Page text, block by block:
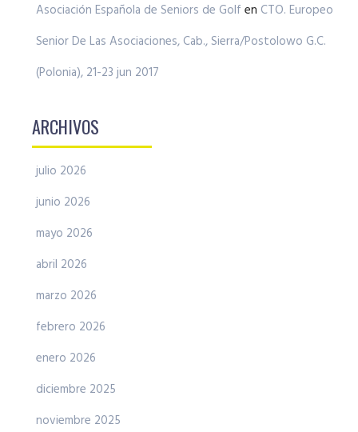
Asociación Española de Seniors de Golf en CTO. Europeo
Senior De Las Asociaciones, Cab., Sierra/Postolowo G.C.
(Polonia), 21-23 jun 2017
ARCHIVOS
julio 2026
junio 2026
mayo 2026
abril 2026
marzo 2026
febrero 2026
enero 2026
diciembre 2025
noviembre 2025